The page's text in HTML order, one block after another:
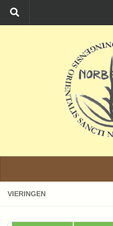
Ga naar de inhoud
VIERINGEN